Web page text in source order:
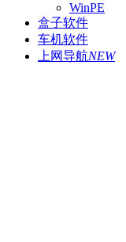
WinPE
盒子软件
车机软件
上网导航NEW